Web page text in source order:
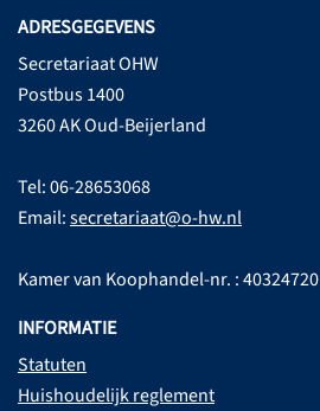
ADRESGEGEVENS
Secretariaat OHW
Postbus 1400
3260 AK Oud-Beijerland
Tel: 06-28653068
Email:secretariaat@o-hw.nl
Kamer van Koophandel-nr. : 40324720
INFORMATIE
Statuten
Huishoudelijk reglement